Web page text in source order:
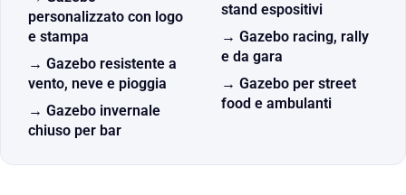
personalizzato con logo
e stampa
→ Gazebo resistente a
vento, neve e pioggia
→ Gazebo invernale
chiuso per bar
stand espositivi
→ Gazebo racing, rally
e da gara
→ Gazebo per street
food e ambulanti